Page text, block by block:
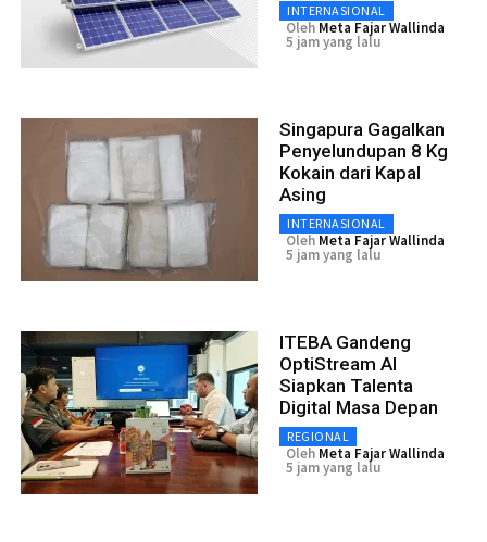
INTERNASIONAL
Oleh Meta Fajar Wallinda
5 jam yang lalu
Singapura Gagalkan
Penyelundupan 8 Kg
Kokain dari Kapal
Asing
INTERNASIONAL
Oleh Meta Fajar Wallinda
5 jam yang lalu
ITEBA Gandeng
OptiStream AI
Siapkan Talenta
Digital Masa Depan
REGIONAL
Oleh Meta Fajar Wallinda
5 jam yang lalu